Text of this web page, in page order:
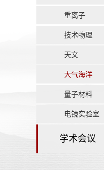
重离子
技术物理
天文
大气海洋
量子材料
电镜实验室
学术会议